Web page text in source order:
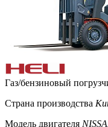
Газ/бензиновый
Страна производства
Модель двигателя